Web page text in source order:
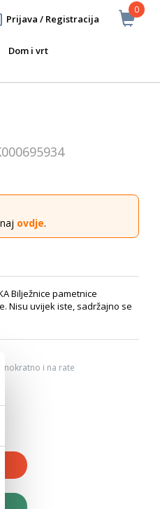
0
Prijava / Registracija
Dom i vrt
ovdje.
Bilježnice pametnice
Nisu uvijek iste, sadržajno se
i na rate